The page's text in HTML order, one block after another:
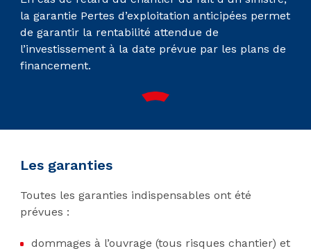
la garantie Pertes d’exploitation anticipées permet
de garantir la rentabilité attendue de
l’investissement à la date prévue par les plans de
financement.
Les garanties
Toutes les garanties indispensables ont été
prévues :
dommages à l’ouvrage (tous risques chantier) et